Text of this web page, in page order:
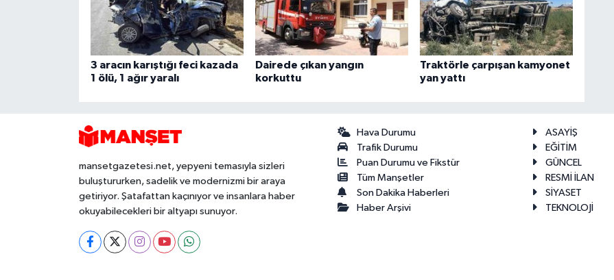
3 aracın karıştığı feci kazada
1 ölü, 1 ağır yaralı
Dairede çıkan yangın
korkuttu
Traktörle çarpışan kamyonet
yan yattı
mansetgazetesi.net, yepyeni temasıyla sizleri
buluştururken, sadelik ve modernizmi bir araya
getiriyor. Şatafattan kaçınıyor ve insanlara haber
okuyabilecekleri bir altyapı sunuyor.
Hava Durumu
Trafik Durumu
Puan Durumu ve Fikstür
Tüm Manşetler
Son Dakika Haberleri
Haber Arşivi
ASAYİŞ
EĞİTİM
GÜNCEL
RESMİ İLAN
SİYASET
TEKNOLOJİ